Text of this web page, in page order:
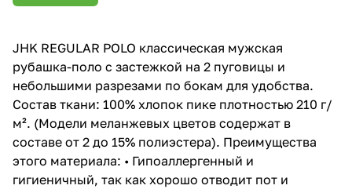
JHK REGULAR POLO классическая мужская
рубашка-поло с застежкой на 2 пуговицы и
небольшими разрезами по бокам для удобства.
Состав ткани: 100% хлопок пике плотностью 210 г/
м². (Модели меланжевых цветов содержат в
составе от 2 до 15% полиэстера). Преимущества
этого материала: • Гипоаллергенный и
гигиеничный, так как хорошо отводит пот и